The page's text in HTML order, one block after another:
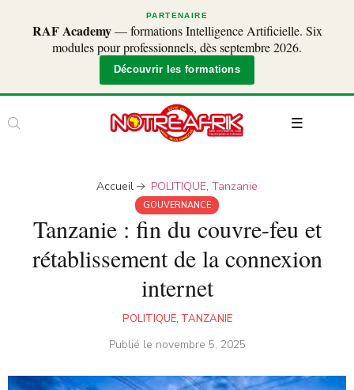
PARTENAIRE
RAF Academy— formations Intelligence Artificielle. Six
modules pour professionnels, dès septembre 2026.
Découvrir les formations
Accueil POLITIQUE,Tanzanie
GOUVERNANCE
Tanzanie : fin du couvre-feu et
rétablissement de la connexion
internet
POLITIQUE, TANZANIE
Publié le novembre 5, 2025